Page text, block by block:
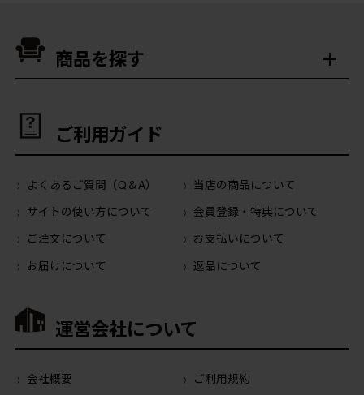
商品を探す
ご利用ガイド
よくあるご質問（Q＆A）
当店の商品について
サイトの使い方について
会員登録・特典について
ご注文について
お支払いについて
お届けについて
返品について
運営会社について
会社概要
ご利用規約